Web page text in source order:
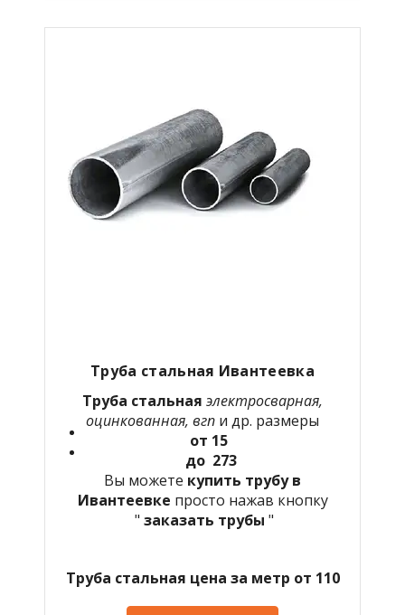
Труба стальная Ивантеевка
Труба стальная электросварная,
оцинкованная, вгп и др. размеры
от 15
до 273
Вы можете купить трубу в
Ивантеевке просто нажав кнопку
" заказать трубы "
Труба стальная цена за метр от 110